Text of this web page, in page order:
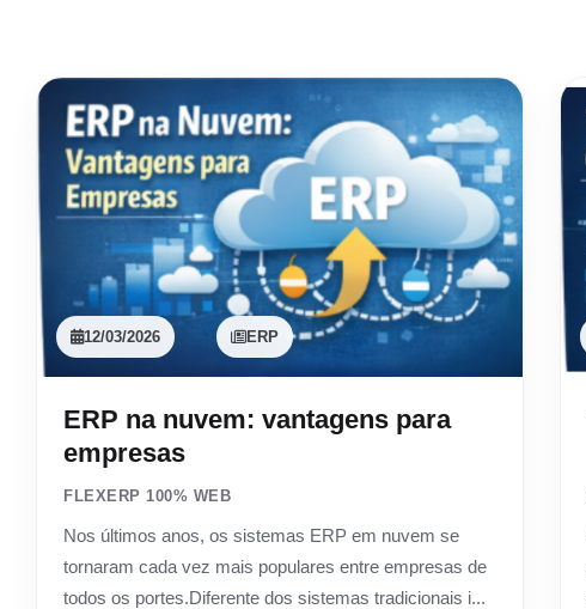
12/03/2026 ERP
ERP na nuvem: vantagens para
empresas
FLEXERP 100% WEB
Nos últimos anos, os sistemas ERP em nuvem se
tornaram cada vez mais populares entre empresas de
todos os portes.Diferente dos sistemas tradicionais i...